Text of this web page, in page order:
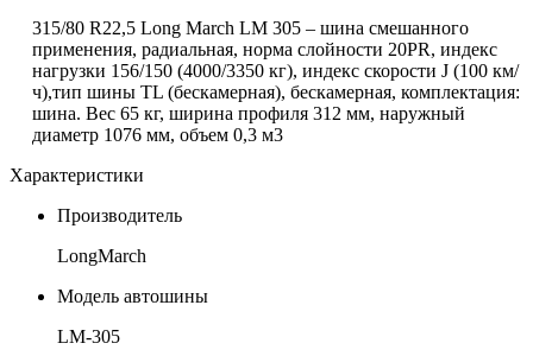
315/80 R22,5 Long March LM 305 – шина смешанного
применения, радиальная, норма слойности 20PR, индекс
нагрузки 156/150 (4000/3350 кг), индекс скорости J(100 км/
ч),тип шины TL (бескамерная), бескамерная, комплектация:
шина. Вес 65 кг, ширина профиля 312 мм, наружный
диаметр 1076 мм, объем 0,3 м3
Характеристики
Производитель
LongMarch
Модель автошины
LM-305